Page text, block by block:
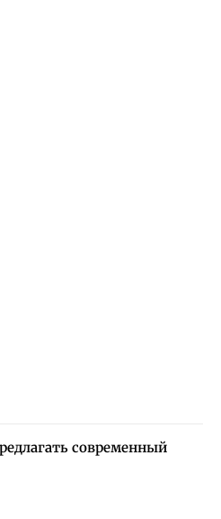
современный